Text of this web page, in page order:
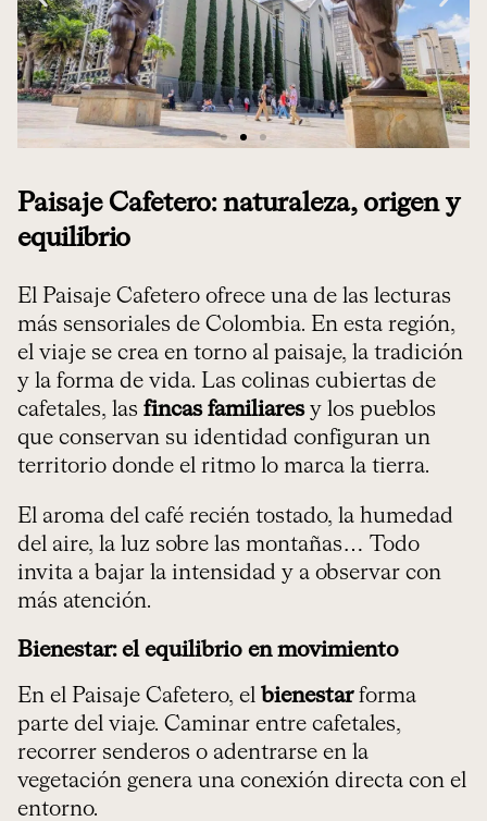
Paisaje Cafetero: naturaleza, origen y
equilibrio
El Paisaje Cafetero ofrece una de las lecturas
más sensoriales de Colombia. En esta región,
el viaje se crea en torno al paisaje, la tradición
y la forma de vida. Las colinas cubiertas de
cafetales, las fincas familiaresy los pueblos
que conservan su identidad configuran un
territorio donde el ritmo lo marca la tierra.
El aroma del café recién tostado, la humedad
del aire, la luz sobre las montañas… Todo
invita a bajar la intensidad y a observar con
más atención.
Bienestar: el equilibrio en movimiento
En el Paisaje Cafetero, el bienestarforma
parte del viaje. Caminar entre cafetales,
recorrer senderos o adentrarse en la
vegetación genera una conexión directa con el
entorno.